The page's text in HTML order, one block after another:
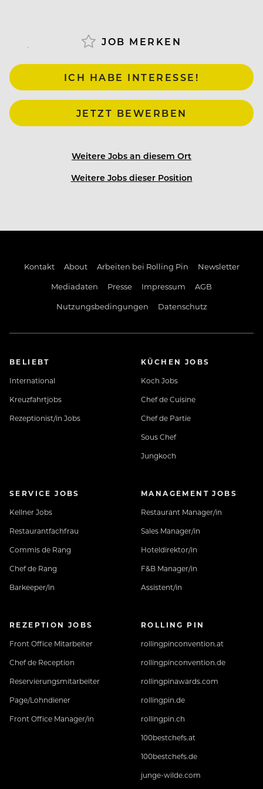
Darauf kannst du dich freuen:
• Ein motiviertes Team, das zusammenhält
alle Bereiche
Egal ob Service, Küche oder Allrounder – bei uns
gleichzeitig richtig viel Spaß haben.
Neugierig?
starte deine Gastro-Karriere mit uns!
JOB MERKEN
ICH HABE INTERESSE!
JETZT BEWERBEN
Weitere Jobs an diesem Ort
Weitere Jobs dieser Position
Kontakt About Arbeiten bei Rolling Pin
Newsletter
Mediadaten
Presse Impressum
AGB
Nutzungsbedingungen
Datenschutz
BELIEBT
International
Kreuzfahrtjobs
Rezeptionist/in Jobs
KÜCHEN JOBS
Koch Jobs
Chef de Cuisine
Chef de Partie
Sous Chef
Jungkoch
SERVICE JOBS
Kellner Jobs
Restaurantfachfrau
Commis de Rang
Chef de Rang
Barkeeper/in
MANAGEMENT JOBS
Restaurant Manager/in
Sales Manager/in
Hoteldirektor/in
F&B Manager/in
Assistent/in
REZEPTION JOBS
Front Office Mitarbeiter
Chef de Reception
Reservierungsmitarbeiter
Page/Lohndiener
Front Office Manager/in
ROLLING PIN
rollingpinconvention.at
rollingpinconvention.de
rollingpinawards.com
rollingpin.de
rollingpin.ch
100bestchefs.at
100bestchefs.de
junge-wilde.com